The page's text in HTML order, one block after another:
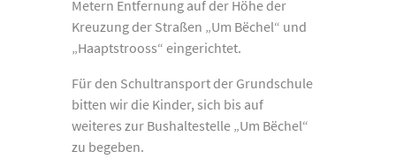
Metern Entfernung auf der Höhe der
Kreuzung der Straßen „Um Bëchel“ und
„Haaptstrooss“ eingerichtet.
Für den Schultransport der Grundschule
bitten wir die Kinder, sich bis auf
weiteres zur Bushaltestelle „Um Bëchel“
zu begeben.